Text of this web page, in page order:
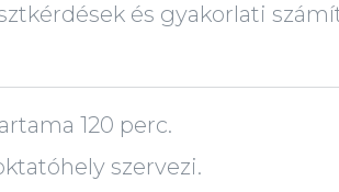
és gyakorlati
120 perc.
szervezi.